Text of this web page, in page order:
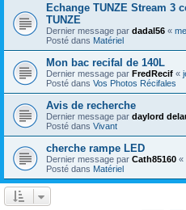
Echange TUNZE Stream 3
TUNZE
Dernier message par dadal56 «
Posté dans Matériel
Mon bac recifal de 140L
Dernier message par FredRecif «
Posté dans Vos Photos Récifales
Avis de recherche
Dernier message par daylord
Posté dans Vivant
cherche rampe LED
Dernier message par Cath85160 «
Posté dans Matériel